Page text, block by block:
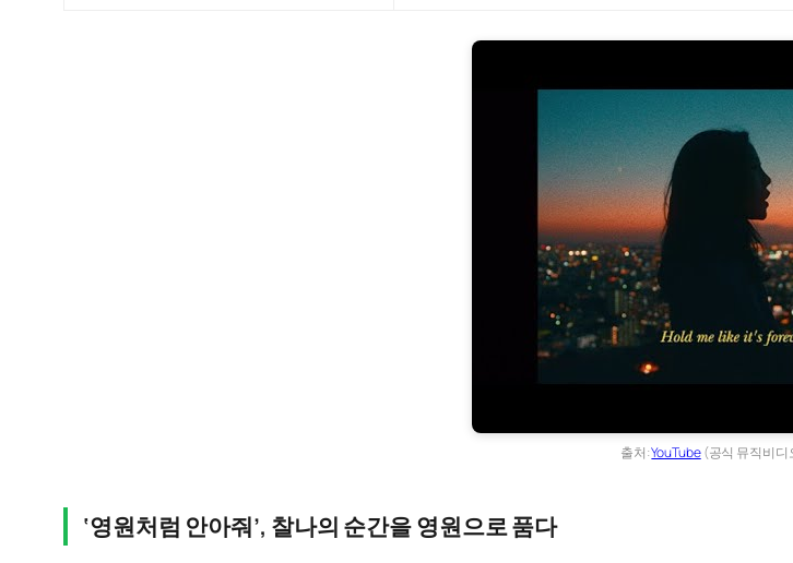
출처:YouTube(공식 뮤직비디
‘영원처럼 안아줘’, 찰나의 순간을 영원으로 품다